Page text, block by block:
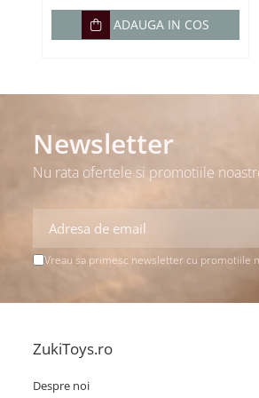
ADAUGA IN COS
Newsletter
Nu rata ofertele si promotiile
Vreau sa primesc newsletter cu promotiile
ZukiToys.ro
Despre noi